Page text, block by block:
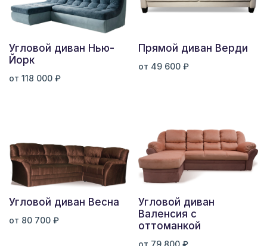
Угловой диван Нью-
Йорк
от 118 000 ₽
Прямой диван Верди
от 49 600 ₽
Угловой диван Весна
от 80 700 ₽
Угловой диван
Валенсия с
оттоманкой